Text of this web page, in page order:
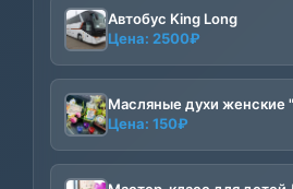
Автобус King Long
Цена: 2500₽
Масляные духи
Цена: 150₽